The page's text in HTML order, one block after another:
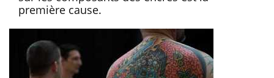
première cause.